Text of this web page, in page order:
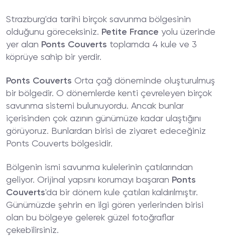
Strazburg'da tarihi birçok savunma bölgesinin
olduğunu göreceksiniz. Petite France yolu üzerinde
yer alan Ponts Couverts toplamda 4 kule ve 3
köprüye sahip bir yerdir.
Ponts Couverts Orta çağ döneminde oluşturulmuş
bir bölgedir. O dönemlerde kenti çevreleyen birçok
savunma sistemi bulunuyordu. Ancak bunlar
içerisinden çok azının günümüze kadar ulaştığını
görüyoruz. Bunlardan birisi de ziyaret edeceğiniz
Ponts Couverts bölgesidir.
Bölgenin ismi savunma kulelerinin çatılarından
geliyor. Orijinal yapsını korumayı başaran Ponts
Couverts'da bir dönem kule çatıları kaldırılmıştır.
Günümüzde şehrin en ilgi gören yerlerinden birisi
olan bu bölgeye gelerek güzel fotoğraflar
çekebilirsiniz.